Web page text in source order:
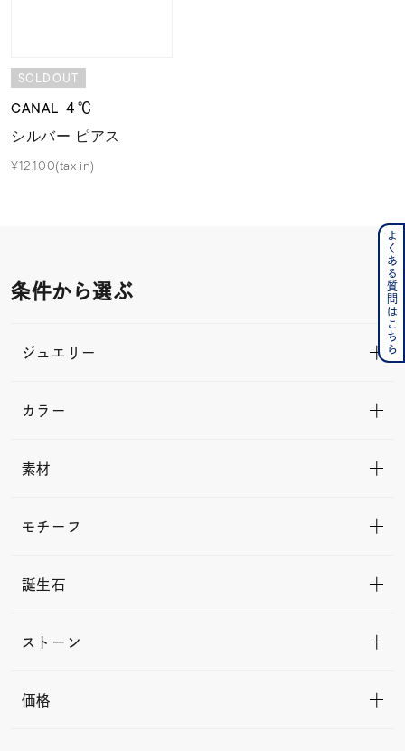
SOLDOUT
CANAL ４℃
シルバー ピアス
¥12,100(tax in)
条件から選ぶ
ジュエリー
カラー
素材
モチーフ
誕生石
ストーン
価格
よくある質問はこちら